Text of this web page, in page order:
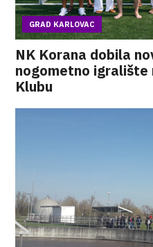
GRAD KARLOVAC
NK Korana dobila
nogometno igralište
Klubu